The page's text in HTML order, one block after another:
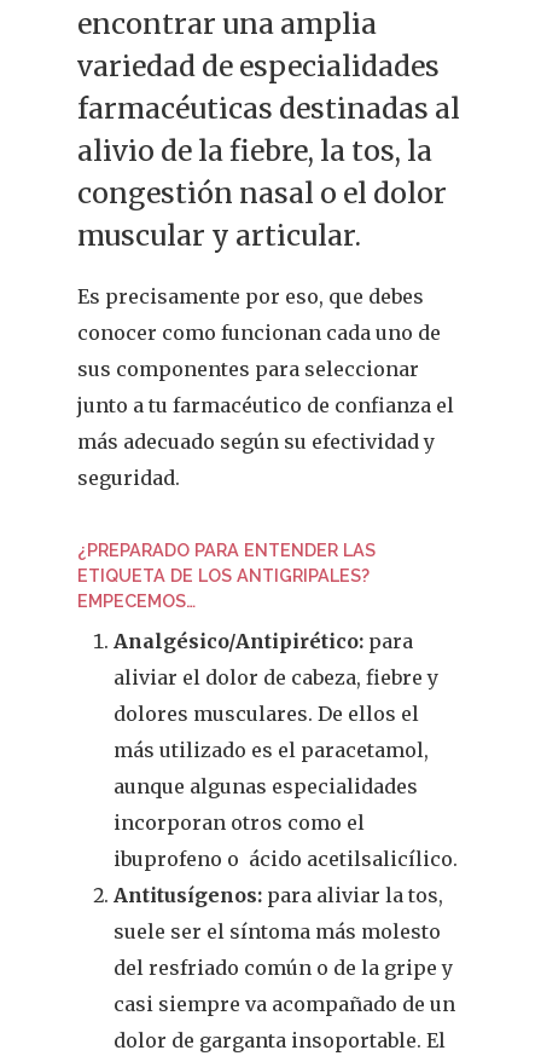
encontrar una amplia
variedad de especialidades
farmacéuticas destinadas al
alivio de la fiebre, la tos, la
congestión nasal o el dolor
muscular y articular.
Es precisamente por eso, que debes
conocer como funcionan cada uno de
sus componentes para seleccionar
junto a tu farmacéutico de confianza el
más adecuado según su efectividad y
seguridad.
¿PREPARADO PARA ENTENDER LAS
ETIQUETA DE LOS ANTIGRIPALES?
EMPECEMOS…
Analgésico/Antipirético: para
aliviar el dolor de cabeza, fiebre y
dolores musculares. De ellos el
más utilizado es el paracetamol,
aunque algunas especialidades
incorporan otros como el
ibuprofeno o ácido acetilsalicílico.
Antitusígenos: para aliviar la tos,
suele ser el síntoma más molesto
del resfriado común o de la gripe y
casi siempre va acompañado de un
dolor de garganta insoportable. El